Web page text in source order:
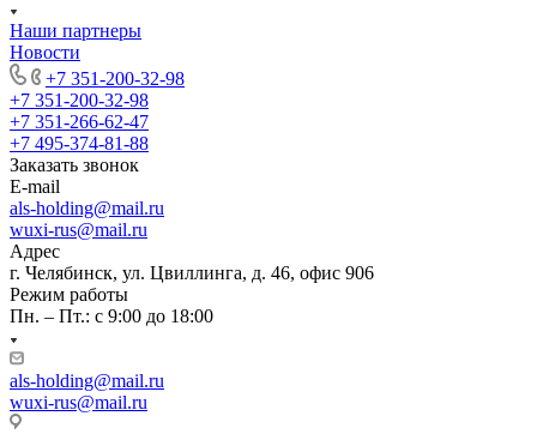
Наши партнеры
Новости
+7 351-200-32-98
+7 351-200-32-98
+7 351-266-62-47
+7 495-374-81-88
Заказать звонок
E-mail
als-holding@mail.ru
wuxi-rus@mail.ru
Адрес
г. Челябинск, ул. Цвиллинга, д. 46, офис 906
Режим работы
Пн. – Пт.: с 9:00 до 18:00
als-holding@mail.ru
wuxi-rus@mail.ru